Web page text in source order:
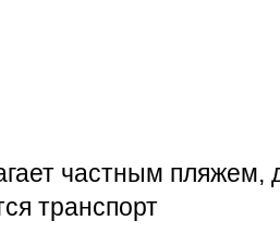
частным пляжем,
транспорт